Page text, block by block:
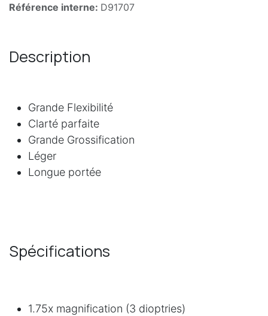
Référence interne: D91707
Description
Grande Flexibilité
Clarté parfaite
Grande Grossification
Léger
Longue portée
Spécifications
1.75x magnification (3 dioptries)